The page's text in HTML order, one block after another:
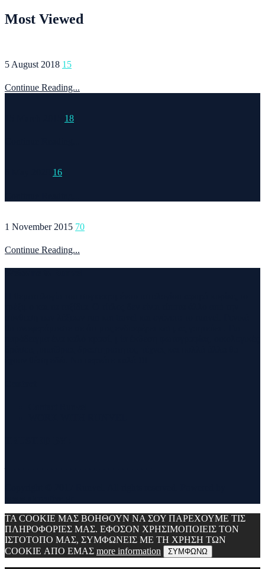
Most Viewed
5 August 2018 15
Continue Reading...
18
16
1 November 2015 70
Continue Reading...
ΤΑ COOKIE ΜΑΣ ΒΟΗΘΟΥΝ ΝΑ ΣΟΥ ΠΑΡΕΧΟΥΜΕ ΤΙΣ
ΠΛΗΡΟΦΟΡΙΕΣ ΜΑΣ. ΕΦΟΣΟΝ ΧΡΗΣΙΜΟΠΟΙΕΙΣ ΤΟΝ
ΙΣΤΟΤΟΠΟ ΜΑΣ, ΣΥΜΦΩΝΕΙΣ ΜΕ ΤΗ ΧΡΗΣΗ ΤΩΝ
COOKIE ΑΠΟ ΕΜΑΣ more information ΣΥΜΦΩΝΩ